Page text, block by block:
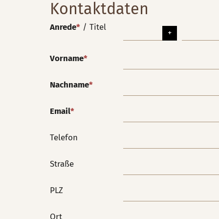
Kontaktdaten
Anrede* / Titel
Vorname*
Nachname*
Email*
Telefon
Straße
PLZ
Ort